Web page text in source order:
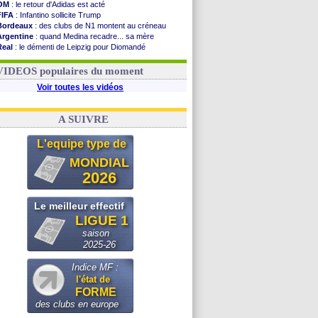
: le retour d'Adidas est acté
: Infantino sollicite Trump
: des clubs de N1 montent au créneau
: quand Medina recadre... sa mère
: le démenti de Leipzig pour Diomandé
: Paixão attire un 2e club anglais
populaires du moment
Voir toutes les vidéos
A SUIVRE
L'equipe type de
MONDIAL
2026
Le meilleur effectif
LIGUE 1
saison
2025-26
Indice MF :
l'état de
FORME
des clubs en europe